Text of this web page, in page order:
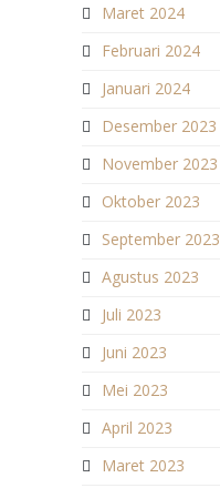
Maret 2024
Februari 2024
Januari 2024
Desember 2023
November 2023
Oktober 2023
September 2023
Agustus 2023
Juli 2023
Juni 2023
Mei 2023
April 2023
Maret 2023